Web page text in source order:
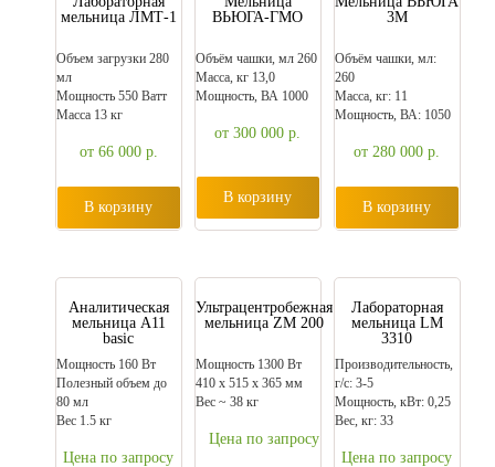
мельница ЛМТ-1
Объем загрузки 280
мл
Мощность 550 Ватт
Масса 13 кг
от 66 000 р.
В корзину
ВЬЮГА-ГМО
Объём чашки, мл 260
Масса, кг 13,0
Мощность, ВА 1000
от 300 000р.
В корзину
3М
Объём чашки, мл:
260
Масса, кг: 11
Мощность, ВА: 1050
от 280 000р.
В корзину
Аналитическая
мельница A11
basic
Мощность 160 Вт
Полезный объем до
80 мл
Вес 1.5 кг
Цена по запросу
Ультрацентробежная
мельница ZM 200
Мощность 1300 Вт
410 x 515 x 365 мм
Вес ~ 38 кг
Цена по запросу
Лабораторная
мельница LM
3310
Производительность,
г/с: 3-5
Мощность, кВт: 0,25
Вес, кг: 33
Цена по запросу